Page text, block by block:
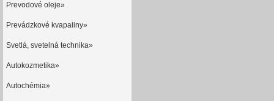
Prevodové oleje»
Prevádzkové kvapaliny»
Svetlá, svetelná technika»
Autokozmetika»
Autochémia»